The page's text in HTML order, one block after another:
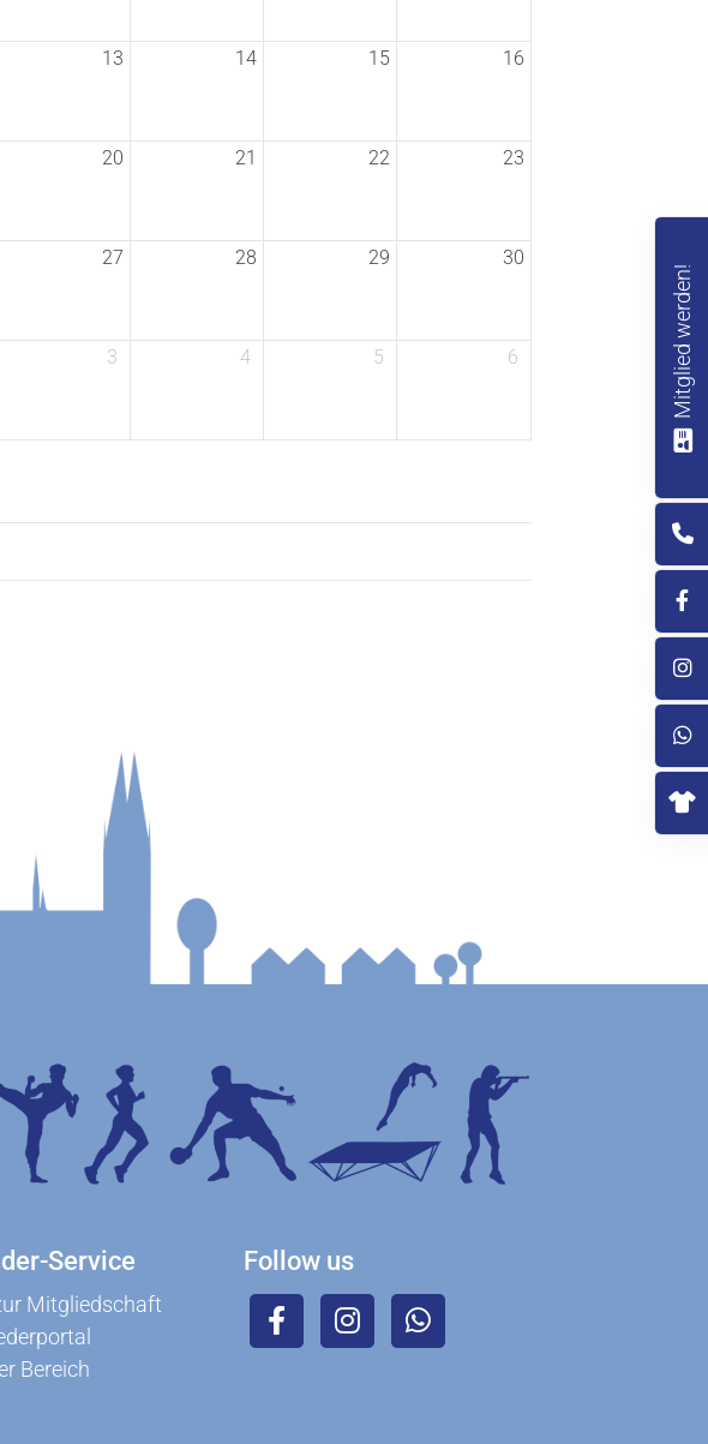
13 14 15 16
20 21 22 23
27 28 29 30
3 4 5 6
Service
Mitgliedschaft
Bereich
Follow us
Mitglied werden!